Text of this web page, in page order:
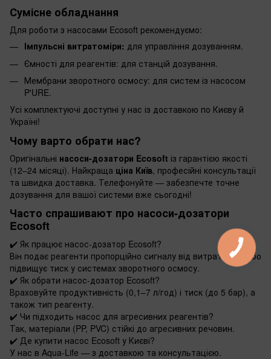
Сумісне обладнання
Для роботи з насосами Ecosoft рекомендуємо:
Імпульсні витратоміри: для управління дозуванням.
Ємності для реагентів: для станцій дозування.
Мембрани зворотного осмосу: для систем із насосом
P'URE.
Усі комплектуючі доступні у нас із доставкою по Києву й
Україні!
Чому варто обрати нас?
Оригінальні насоси-дозатори Ecosoft із гарантією якості
(12–24 місяці). Найкраща ціна Київ, професійні консультації
та швидка доставка. Телефонуйте — забезпечте точне
дозування для вашої системи вже сьогодні!
Часто спрашивают про насоси-дозатори
Ecosoft
✔️ Як працює насос-дозатор Ecosoft?
Він подає реагенти пропорційно сигналу від витратоміра або
підвищує тиск у системах зворотного осмосу.
✔️ Як обрати насос-дозатор Ecosoft?
Враховуйте продуктивність (0,1–7 л/год) і тиск (до 5 бар), а
також тип реагенту.
✔️ Чи підходить насос для агресивних реагентів?
Так, матеріали (PP, PVC) стійкі до агресивних речовин.
✔️ Де купити насос Ecosoft у Києві?
У нас в Aqua-Life — з доставкою та консультацією.